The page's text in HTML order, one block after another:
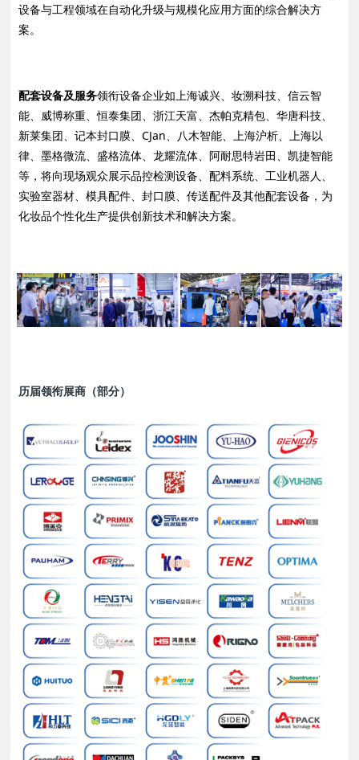
设备与工程领域在自动化升级与规模化应用方面的综合解决方
案。
配套设备及服务领衔设备企业如上海诚兴、妆溯科技、信云智
能、威博称重、恒泰集团、浙江天富、杰帕克精包、华唐科技、
新莱集团、记本封口膜、CJan、八木智能、上海沪析、上海以
律、墨格微流、盛格流体、龙耀流体、阿耐思特岩田、凯捷智能
等，将向现场观众展示品控检测设备、配料系统、工业机器人、
实验室器材、模具配件、封口膜、传送配件及其他配套设备，为
化妆品个性化生产提供创新技术和解决方案。
历届领衔展商（部分）